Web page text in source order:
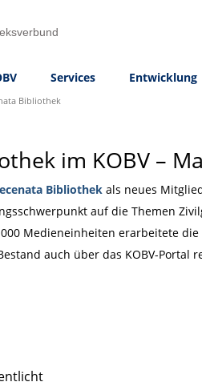
Services Entwicklung
Bibliothek
im KOBV –
Bibliothekals neues
auf die Themen
Medieneinheiten erarbeitete
auch über das KOBV-Portal